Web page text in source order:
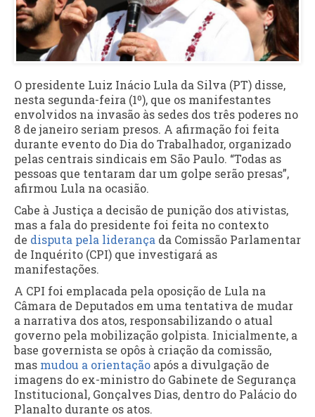
O presidente Luiz Inácio Lula da Silva (PT) disse,
nesta segunda-feira (1º), que os manifestantes
envolvidos na invasão às sedes dos três poderes no
8 de janeiro seriam presos. A afirmação foi feita
durante evento do Dia do Trabalhador, organizado
pelas centrais sindicais em São Paulo. “Todas as
pessoas que tentaram dar um golpe serão presas”,
afirmou Lula na ocasião.
Cabe à Justiça a decisão de punição dos ativistas,
mas a fala do presidente foi feita no contexto
de disputa pela liderança da Comissão Parlamentar
de Inquérito (CPI) que investigará as
manifestações.
A CPI foi emplacada pela oposição de Lula na
Câmara de Deputados em uma tentativa de mudar
a narrativa dos atos, responsabilizando o atual
governo pela mobilização golpista. Inicialmente, a
base governista se opôs à criação da comissão,
mas mudou a orientação após a divulgação de
imagens do ex-ministro do Gabinete de Segurança
Institucional, Gonçalves Dias, dentro do Palácio do
Planalto durante os atos.